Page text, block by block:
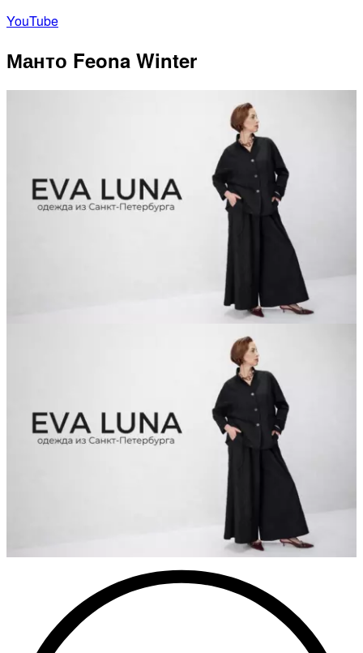
YouTube
Манто Feona Winter